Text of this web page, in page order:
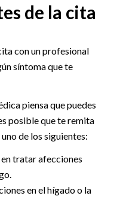
de la cita
con un profesional
síntoma que te
piensa que puedes
posible que te remita
de los siguientes:
tratar afecciones
en el hígado o la